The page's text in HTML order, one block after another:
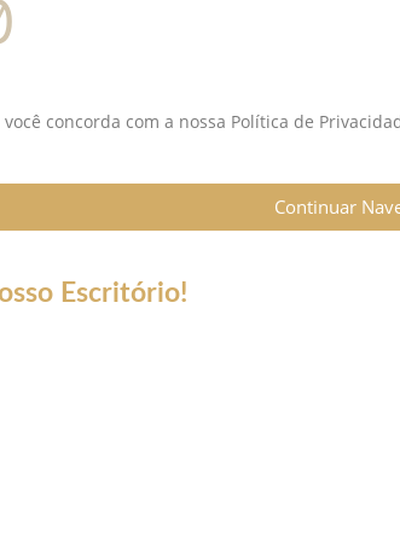
concorda com a nossa Política de
Continuar
Escritório!